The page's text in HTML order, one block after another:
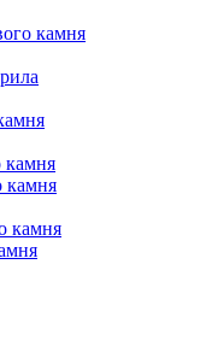
камня
камня
камня
камня